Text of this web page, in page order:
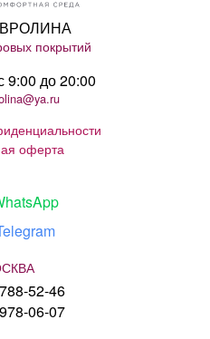
покрытий
9:00 до 20:00
оферта
52-46
06-07